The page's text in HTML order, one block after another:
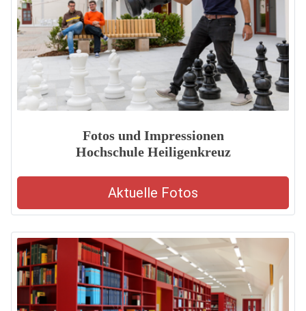
Fotos und Impressionen
Hochschule Heiligenkreuz
Aktuelle Fotos